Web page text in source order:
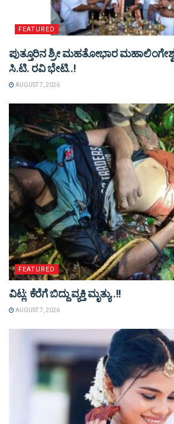
FEATURED
ಪುತ್ತೂರಿನ ಶ್ರೀ ಮಹತೋಭಾರ
ಸಿ.ಟಿ. ರವಿ ಭೇಟಿ..!
AUGUST 7, 2026
FEATURED
ವಿಟ್ಲ: ಕೆರೆಗೆ ಬಿದ್ದು ವ್ಯಕ್ತಿ ಮೃತ್ಯು..!!
AUGUST 7, 2026